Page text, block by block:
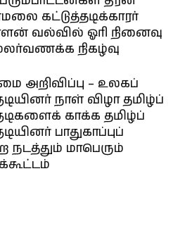
கட்டுத்தடிக்காரர்
வல்வில் ஓரி நினைவு
நிகழ்வு
அறிவிப்பு – உலகப்
நாள் விழா தமிழ்ப்
காக்க தமிழ்ப்
பாதுகாப்புப்
நடத்தும் மாபெரும்